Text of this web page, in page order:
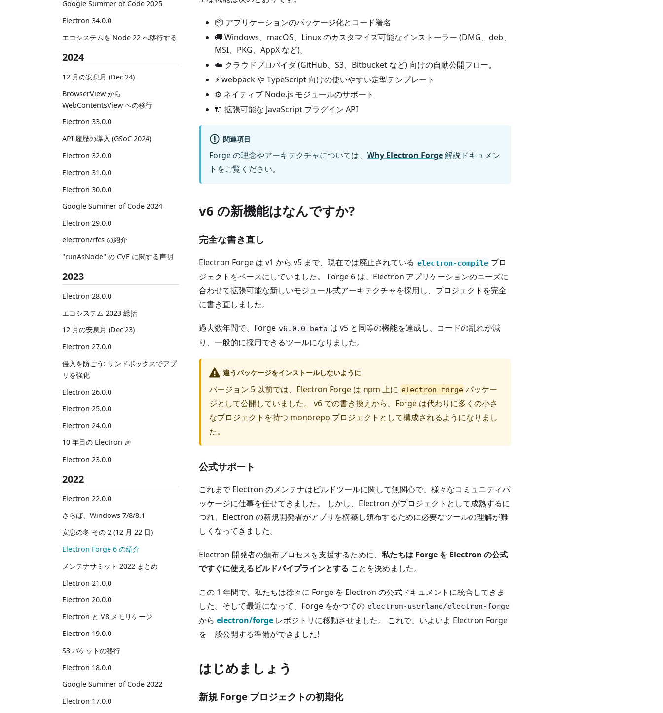
Google Summer of Code 2025
Electron 34.0.0
エコシステムを Node 22 へ移行する
2024
12 月の安息月 (Dec'24)
BrowserView から
WebContentsView への移行
Electron 33.0.0
API 履歴の導入 (GSoC 2024)
Electron 32.0.0
Electron 31.0.0
Electron 30.0.0
Google Summer of Code 2024
Electron 29.0.0
electron/rfcs の紹介
"runAsNode" の CVE に関する声明
2023
Electron 28.0.0
エコシステム 2023 総括
12 月の安息月 (Dec'23)
Electron 27.0.0
侵入を防ごう: サンドボックスでアプ
リを強化
Electron 26.0.0
Electron 25.0.0
Electron 24.0.0
10 年目の Electron 🎉
Electron 23.0.0
2022
Electron 22.0.0
さらば、Windows 7/8/8.1
安息の冬 その 2 (12 月 22 日)
Electron Forge 6 の紹介
メンテナサミット 2022 まとめ
Electron 21.0.0
Electron 20.0.0
Electron と V8 メモリケージ
Electron 19.0.0
S3 バケットの移行
Electron 18.0.0
Google Summer of Code 2022
Electron 17.0.0
📦 アプリケーションのパッケージ化とコード署名
🚚 Windows、macOS、Linux のカスタマイズ可能なインストーラー (DMG、deb、
MSI、PKG、AppX など)。
☁️ クラウドプロバイダ (GitHub、S3、Bitbucket など) 向けの自動公開フロー。
⚡️ webpack や TypeScript 向けの使いやすい定型テンプレート
⚙️ ネイティブ Node.js モジュールのサポート
🔌 拡張可能な JavaScript プラグイン API
関連項目
Forge の理念やアーキテクチャについては、 Why Electron Forge解説ドキュメン
トをご覧ください。
v6 の新機能はなんですか?
完全な書き直し
Electron Forge は v1 から v5 まで、現在では廃止されている electron-compile プロ
ジェクトをベースにしていました。 Forge 6 は、Electron アプリケーションのニーズに
合わせて拡張可能な新しいモジュール式アーキテクチャを採用し、プロジェクトを完全
に書き直しました。
過去数年間で、Forge v6.0.0-beta は v5 と同等の機能を達成し、コードの乱れが減
り、一般的に採用できるツールになりました。
違うパッケージをインストールしないように
バージョン 5 以前では、Electron Forge は npm 上に electron-forge パッケー
ジとして公開していました。 v6 での書き換えから、Forge は代わりに多くの小さ
なプロジェクトを持つ monorepo プロジェクトとして構成されるようになりまし
た。
公式サポート
これまで Electron のメンテナはビルドツールに関して無関心で、様々なコミュニティパ
ッケージに仕事を任せてきました。 しかし、Electron がプロジェクトとして成熟するに
つれ、Electron の新規開発者がアプリを構築し頒布するために必要なツールの理解が難
しくなってきました。
Electron 開発者の頒布プロセスを支援するために、 私たちは Forge を Electron の公式
ですぐに使えるビルドパイプラインとする ことを決めました。
この 1 年間で、私たちは徐々に Forge を Electron の公式ドキュメントに統合してきま
した。そして最近になって、Forge をかつての electron-userland/electron-forge
から electron/forge レポジトリに移動させました。 これで、いよいよ Electron Forge
を一般公開する準備ができました!
はじめましょう
新規 Forge プロジェクトの初期化